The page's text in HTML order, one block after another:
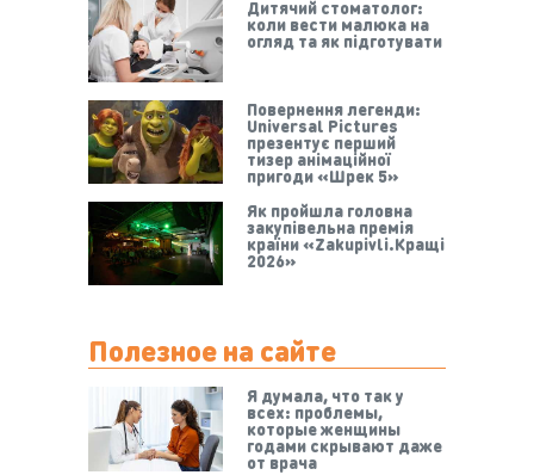
Дитячий стоматолог:
коли вести малюка на
огляд та як підготувати
Повернення легенди:
Universal Pictures
презентує перший
тизер анімаційної
пригоди «Шрек 5»
Як пройшла головна
закупівельна премія
країни «Zakupivli.Кращі
2026»
Полезное на сайте
Я думала, что так у
всех: проблемы,
которые женщины
годами скрывают даже
от врача